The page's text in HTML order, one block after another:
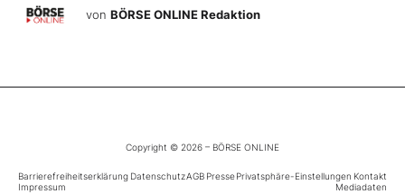
von BÖRSE ONLINE Redaktion
Copyright © 2026 – BÖRSE ONLINE
Barrierefreiheitserklärung DatenschutzAGB PressePrivatsphäre-Einstellungen Kontakt
Impressum
Mediadaten